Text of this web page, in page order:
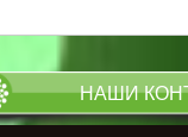
НАШИ